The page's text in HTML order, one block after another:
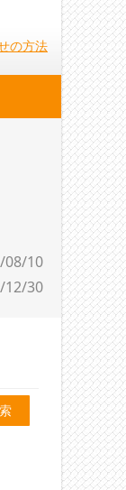
の方法
08/10
12/30